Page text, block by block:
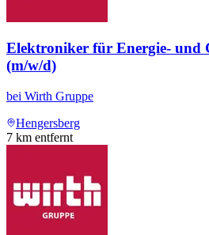
Elektroniker für Energie- und
(m/w/d)
bei Wirth Gruppe
Hengersberg
7 km entfernt